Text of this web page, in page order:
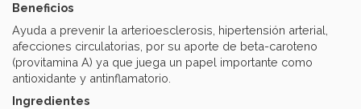
Beneficios
Ayuda a prevenir la arterioesclerosis, hipertensión arterial,
afecciones circulatorias, por su aporte de beta-caroteno
(provitamina A) ya que juega un papel importante como
antioxidante y antinflamatorio.
Ingredientes